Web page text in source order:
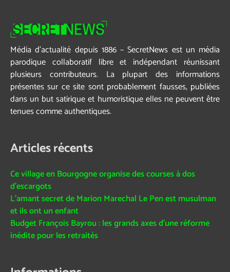
Média d’actualité depuis 1886 – SecretNews est un média
parodique collaboratif libre et indépendant réunissant
plusieurs contributeurs. La plupart des informations
présentes sur ce site sont probablement fausses, publiées
dans un but satirique et humoristique elles ne peuvent être
tenues comme authentiques.
Articles récents
Ce village en Bourgogne organise des courses à dos
d’escargots
L’amant secret de Marion Marechal Le Pen est musulman
et ils ont un enfant
Budget François Bayrou : les grands axes d’une réforme
inédite pour les retraités